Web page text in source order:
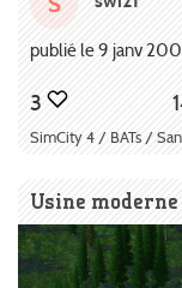
publié le 9 janv
3
SimCity 4 / BATs /
Usine moderne